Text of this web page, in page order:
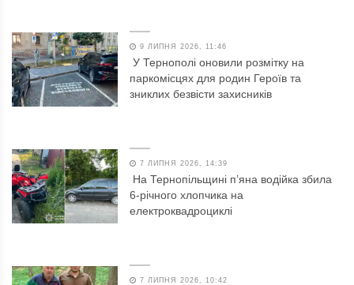
9 ЛИПНЯ 2026, 11:46
У Тернополі оновили розмітку на
паркомісцях для родин Героїв та
зниклих безвісти захисників
7 ЛИПНЯ 2026, 14:39
На Тернопільщині п’яна водійка збила
6-річного хлопчика на
електроквадроциклі
7 ЛИПНЯ 2026, 10:42